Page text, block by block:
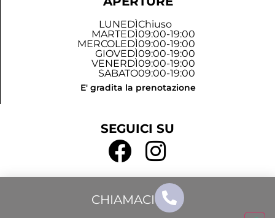
LUNEDÌChiuso
MARTEDÌ09:00-19:00
MERCOLEDÌ09:00-19:00
GIOVEDÌ09:00-19:00
VENERDÌ09:00-19:00
SABATO09:00-19:00
E' gradita la prenotazione
SEGUICI SU
CHIAMACI